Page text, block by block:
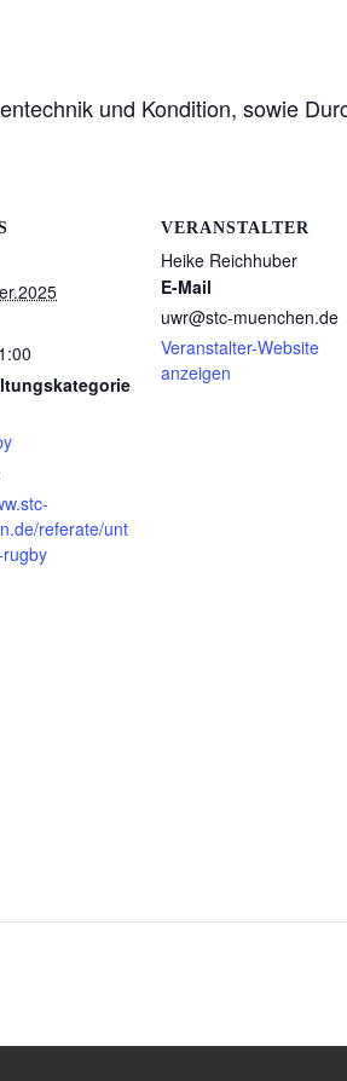
und Kondition, sowie
referate/unt
VERANSTALTER
Heike Reichhuber
E-Mail
uwr@stc-muenchen.de
Veranstalter-Website
anzeigen